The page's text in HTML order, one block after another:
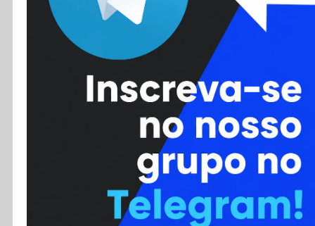
Colaboradores
Cursos
Enviar Dica